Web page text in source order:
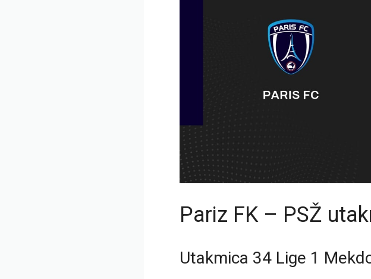
Pariz FK – PSŽ
Utakmica 34 Lige 1